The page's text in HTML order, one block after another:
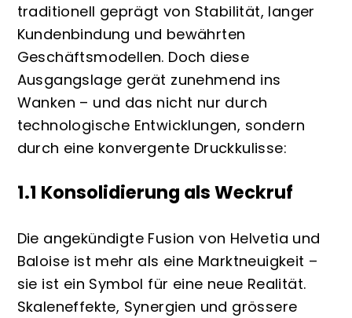
traditionell geprägt von Stabilität, langer
Kundenbindung und bewährten
Geschäftsmodellen. Doch diese
Ausgangslage gerät zunehmend ins
Wanken – und das nicht nur durch
technologische Entwicklungen, sondern
durch eine konvergente Druckkulisse:
1.1 Konsolidierung als Weckruf
Die angekündigte Fusion von Helvetia und
Baloise ist mehr als eine Marktneuigkeit –
sie ist ein Symbol für eine neue Realität.
Skaleneffekte, Synergien und grössere